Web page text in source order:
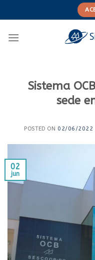
to
Sistema
sede
POSTED ON 02/06/2022
02
jun